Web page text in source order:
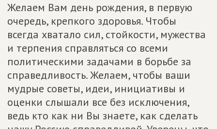
Желаем Вам день рождения, в первую
очередь, крепкого здоровья. Чтобы
всегда хватало сил, стойкости, мужества
и терпения справляться со всеми
политическими задачами в борьбе за
справедливость. Желаем, чтобы ваши
мудрые советы, идеи, инициативы и
оценки слышали все без исключения,
ведь кто как ни Вы знаете, как сделать